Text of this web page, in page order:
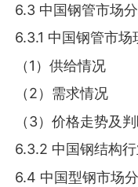
6.3 中国钢管市场
6.3.1 中国钢管市场
（1）供给情况
（2）需求情况
（3）价格走势及
6.3.2 中国钢结构
6.4 中国型钢市场